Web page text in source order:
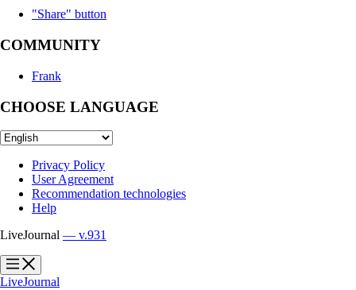
"Share" button
COMMUNITY
Frank
CHOOSE LANGUAGE
Privacy Policy
User Agreement
Recommendation technologies
Help
LiveJournal — v.931
?
?
LiveJournal